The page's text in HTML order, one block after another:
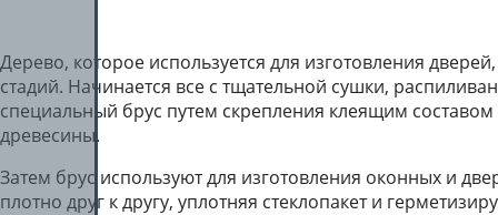
Дерево, которое используется для изготовления
стадий. Начинается все с тщательной сушки,
специальный брус путем скрепления клеящим
древесины.
Затем брус используют для изготовления оконных и
плотно друг к другу, уплотняя стеклопакет и